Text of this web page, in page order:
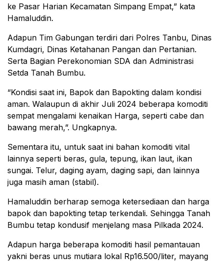
ke Pasar Harian Kecamatan Simpang Empat,” kata
Hamaluddin.
Adapun Tim Gabungan terdiri dari Polres Tanbu, Dinas
Kumdagri, Dinas Ketahanan Pangan dan Pertanian.
Serta Bagian Perekonomian SDA dan Administrasi
Setda Tanah Bumbu.
“Kondisi saat ini, Bapok dan Bapokting dalam kondisi
aman. Walaupun di akhir Juli 2024 beberapa komoditi
sempat mengalami kenaikan Harga, seperti cabe dan
bawang merah,”. Ungkapnya.
Sementara itu, untuk saat ini bahan komoditi vital
lainnya seperti beras, gula, tepung, ikan laut, ikan
sungai. Telur, daging ayam, daging sapi, dan lainnya
juga masih aman (stabil).
Hamaluddin berharap semoga ketersediaan dan harga
bapok dan bapokting tetap terkendali. Sehingga Tanah
Bumbu tetap kondusif menjelang masa Pilkada 2024.
Adapun harga beberapa komoditi hasil pemantauan
yakni beras unus mutiara lokal Rp16.500/liter, mayang